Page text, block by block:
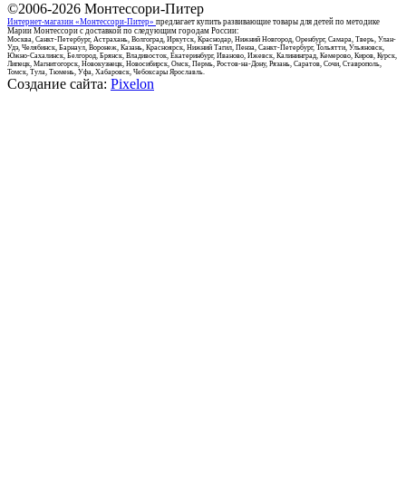
©2006-2026 Монтессори-Питер
Интернет-магазин «Монтессори-Питер» предлагает купить развивающие товары для детей по методике
Марии Монтессори с доставкой по следующим городам России:
Москва, Санкт-Петербург, Астрахань, Волгоград, Иркутск, Краснодар, Нижний Новгород, Оренбург, Самара, Тверь, Улан-
Удэ, Челябинск, Барнаул, Воронеж, Казань, Красноярск, Нижний Тагил, Пенза, Санкт-Петербург, Тольятти, Ульяновск,
Южно-Сахалинск, Белгород, Брянск, Владивосток, Екатеринбург, Иваново, Ижевск, Калининград, Кемерово, Киров, Курск,
Липецк, Магнитогорск, Новокузнецк, Новосибирск, Омск, Пермь, Ростов-на-Дону, Рязань, Саратов, Сочи, Ставрополь,
Томск, Тула, Тюмень, Уфа, Хабаровск, Чебоксары Ярославль.
Создание сайта: Pixelon